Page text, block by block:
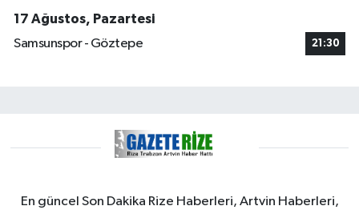
17 Ağustos, Pazartesi
Samsunspor - Göztepe
21:30
En güncel Son Dakika Rize Haberleri, Artvin Haberleri,